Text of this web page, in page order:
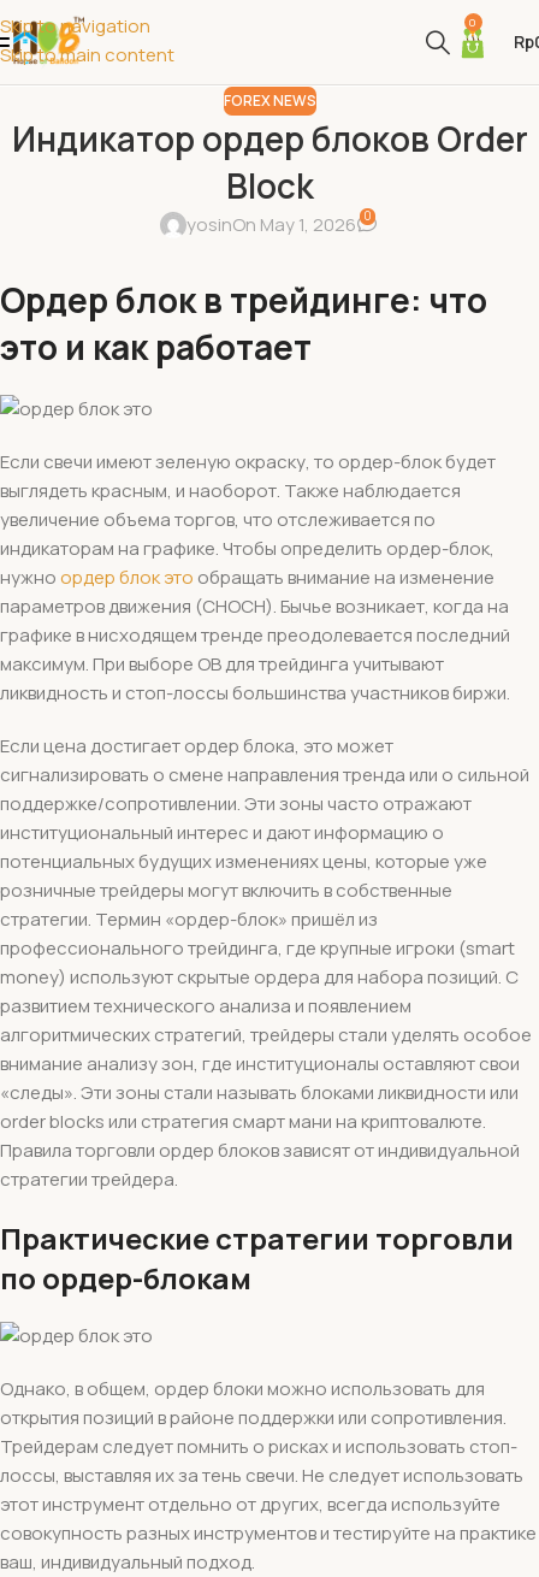
Skip to navigation
Skip to main content
0
Rp
FOREX NEWS
Индикатор ордер блоков Order
Block
yosinOn May 1, 2026 0
Ордер блок в трейдинге: что
это и как работает
Если свечи имеют зеленую окраску, то ордер-блок будет
выглядеть красным, и наоборот. Также наблюдается
увеличение объема торгов, что отслеживается по
индикаторам на графике. Чтобы определить ордер-блок,
нужно ордер блок это обращать внимание на изменение
параметров движения (CHOCH). Бычье возникает, когда на
графике в нисходящем тренде преодолевается последний
максимум. При выборе OB для трейдинга учитывают
ликвидность и стоп-лоссы большинства участников биржи.
Если цена достигает ордер блока, это может
сигнализировать о смене направления тренда или о сильной
поддержке/сопротивлении. Эти зоны часто отражают
институциональный интерес и дают информацию о
потенциальных будущих изменениях цены, которые уже
розничные трейдеры могут включить в собственные
стратегии. Термин «ордер-блок» пришёл из
профессионального трейдинга, где крупные игроки (smart
money) используют скрытые ордера для набора позиций. С
развитием технического анализа и появлением
алгоритмических стратегий, трейдеры стали уделять особое
внимание анализу зон, где институционалы оставляют свои
«следы». Эти зоны стали называть блоками ликвидности или
order blocks или стратегия смарт мани на криптовалюте.
Правила торговли ордер блоков зависят от индивидуальной
стратегии трейдера.
Практические стратегии торговли
по ордер-блокам
Однако, в общем, ордер блоки можно использовать для
открытия позиций в районе поддержки или сопротивления.
Трейдерам следует помнить о рисках и использовать стоп-
лоссы, выставляя их за тень свечи. Не следует использовать
этот инструмент отдельно от других, всегда используйте
совокупность разных инструментов и тестируйте на практике
ваш, индивидуальный подход.